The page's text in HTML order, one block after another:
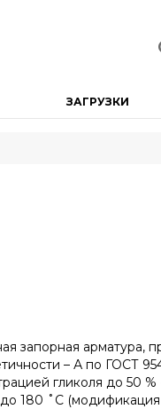
ЗАГРУЗКИ
запорная арматура,
– А по ГОСТ
гликоля до 50
180 ˚С